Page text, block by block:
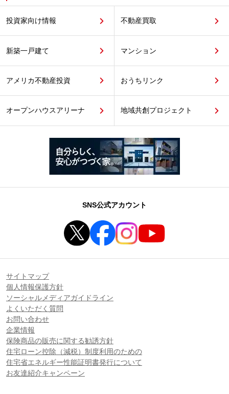
投資家向け情報 不動産買取
新築一戸建て マンション
アメリカ不動産投資 おうちリンク
オープンハウスアリーナ 地域共創プロジェクト
SNS公式アカウント
サイトマップ
個人情報保護方針
ソーシャルメディアガイドライン
よくいただく質問
お問い合わせ
企業情報
保険商品の販売に関する勧誘方針
住宅ローン控除（減税）制度利用のための
住宅省エネルギー性能証明書発行について
お友達紹介キャンペーン